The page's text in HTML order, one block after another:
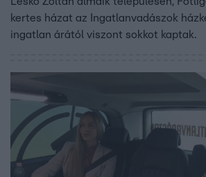
kertes házat az Ingatlanvadászok
ingatlan árától viszont sokkot kaptak.